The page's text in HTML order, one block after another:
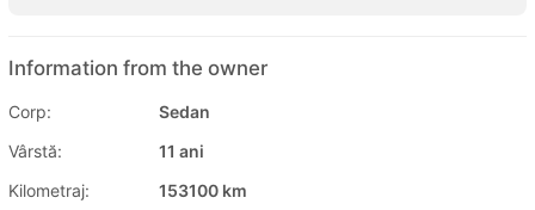
Information from the owner
Corp:
Sedan
Vârstă:
11 ani
Kilometraj:
153100 km